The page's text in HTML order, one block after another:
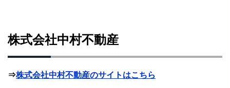
株式会社中村不動産
⇒株式会社中村不動産のサイトはこちら